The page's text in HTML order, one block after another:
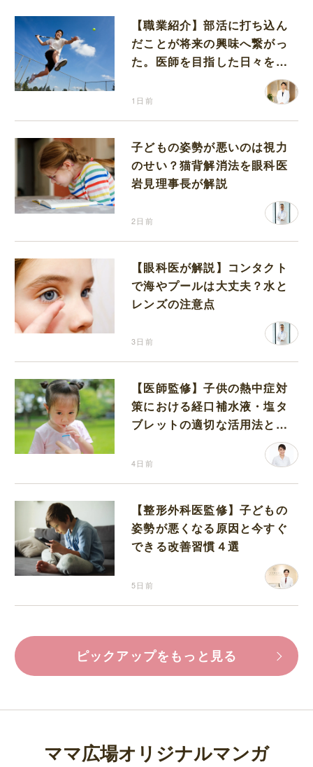
【職業紹介】部活に打ち込ん
だことが将来の興味へ繋がっ
た。医師を目指した日々を振
1日前
子どもの姿勢が悪いのは視力
のせい？猫背解消法を眼科医
岩見理事長が解説
2日前
【眼科医が解説】コンタクト
で海やプールは大丈夫？水と
レンズの注意点
3日前
【医師監修】子供の熱中症対
策における経口補水液・塩タ
ブレットの適切な活用法と水
4日前
【整形外科医監修】子どもの
姿勢が悪くなる原因と今すぐ
できる改善習慣４選
5日前
ピックアップをもっと見る
ママ広場オリジナルマンガ